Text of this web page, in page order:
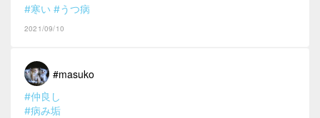
#寒い #うつ病
2021/09/10
#masuko
#仲良し
#病み垢